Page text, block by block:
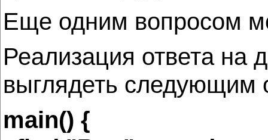
Еще одним вопросом
Реализация ответа на
выглядеть следующим
main() {